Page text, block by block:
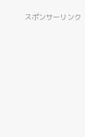
スポンサーリンク